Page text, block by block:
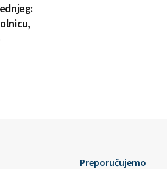
Preporučujemo